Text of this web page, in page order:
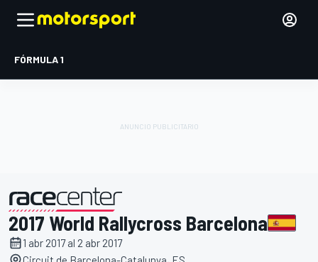
FÓRMULA 1
presentado por
2017 World Rallycross Barcelona
1 abr 2017 al 2 abr 2017